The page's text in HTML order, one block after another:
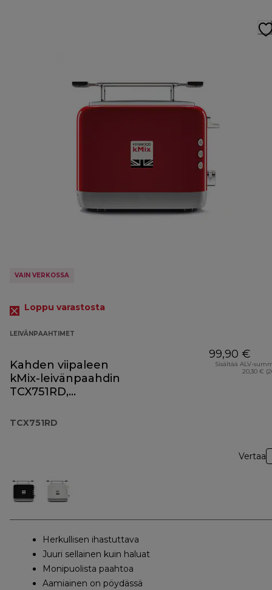
VAIN VERKOSSA
Loppu varastosta
LEIVÄNPAAHTIMET
Kahden viipaleen
kMix-leivänpaahdin
TCX751RD,
TCX751RD
99,90 €
Sisältää ALV-
20,30 €
Vertaa
Herkullisen ihastuttava
Juuri sellainen kuin haluat
Monipuolista paahtoa
Aamiainen on pöydässä